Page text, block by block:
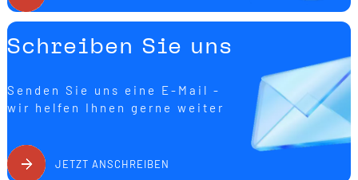
Schreiben Sie uns
Senden Sie uns eine E-Mail -
wir helfen Ihnen gerne weiter
JETZT ANSCHREIBEN